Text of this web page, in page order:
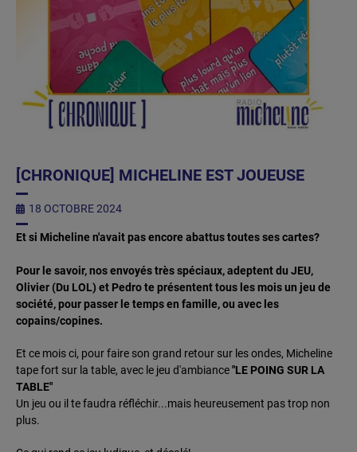
[CHRONIQUE] MICHELINE EST JOUEUSE
18 OCTOBRE 2024
Et si Micheline n'avait pas encore abattus toutes ses cartes?
Pour le savoir, nos envoyés très spéciaux, adeptent du JEU,
Olivier (Du LOL) et Pedro te présentent tous les mois un jeu de
société, pour passer le temps en famille, ou avec les
copains/copines.
Et ce mois ci, pour faire son grand retour sur les ondes, Micheline
tape fort sur la table, avec le jeu d'ambiance"LE POING SUR LA
TABLE"
Un jeu ou il te faudra réfléchir...mais heureusement pas trop non
plus.